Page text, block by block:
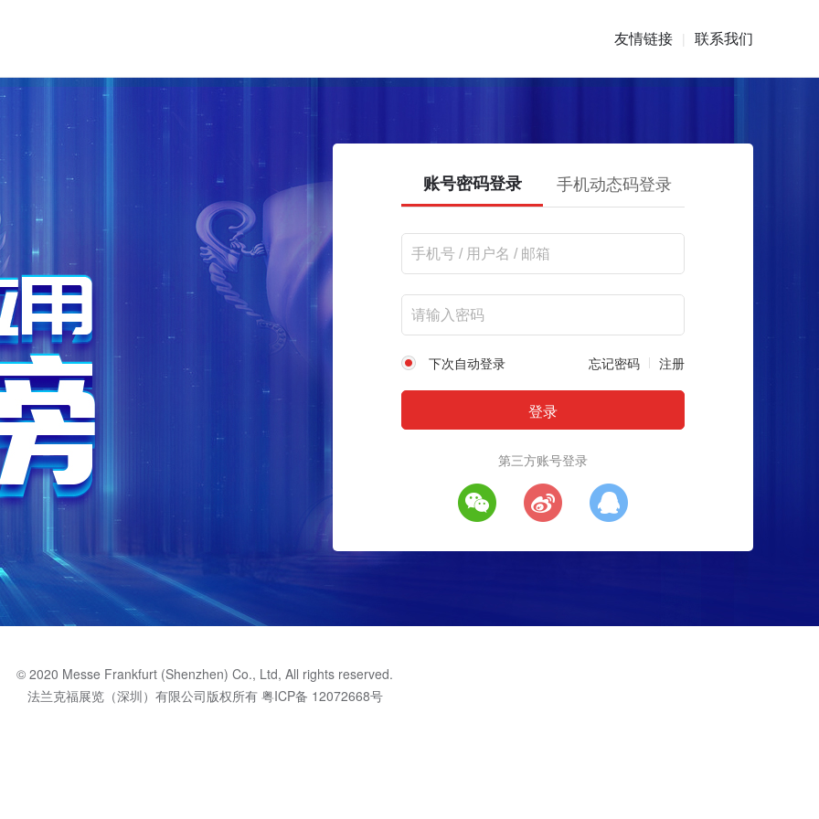
友情链接 | 联系我们
账号密码登录 手机动态码登录
下次自动登录 忘记密码 注册
第三方账号登录
© 2020 Messe Frankfurt (Shenzhen) Co., Ltd, All rights reserved.
法兰克福展览（深圳）有限公司版权所有 粤ICP备 12072668号